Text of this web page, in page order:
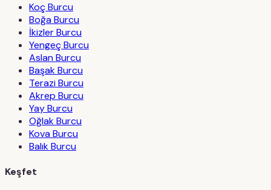
Koç Burcu
Boğa Burcu
İkizler Burcu
Yengeç Burcu
Aslan Burcu
Başak Burcu
Terazi Burcu
Akrep Burcu
Yay Burcu
Oğlak Burcu
Kova Burcu
Balık Burcu
Keşfet